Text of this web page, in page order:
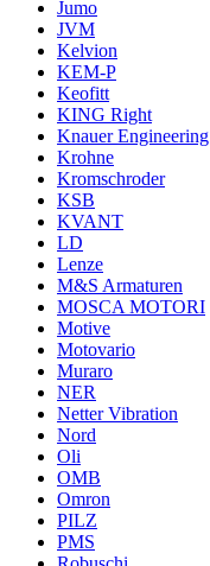
Jumo
JVM
Kelvion
KEM-P
Keofitt
KING Right
Knauer Engineering
Krohne
Kromschroder
KSB
KVANT
LD
Lenze
M&S Armaturen
MOSCA MOTORI
Motive
Motovario
Muraro
NER
Netter Vibration
Nord
Oli
OMB
Omron
PILZ
PMS